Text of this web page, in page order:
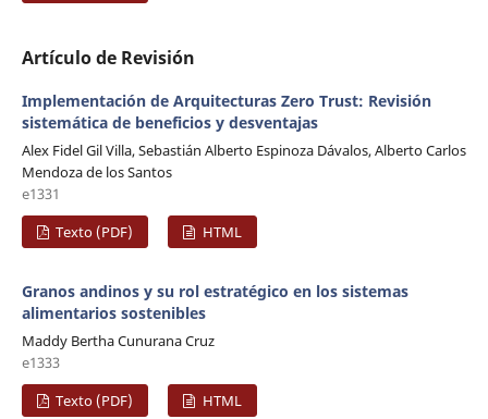
Artículo de Revisión
Implementación de Arquitecturas Zero Trust: Revisión
sistemática de beneficios y desventajas
Alex Fidel Gil Villa, Sebastián Alberto Espinoza Dávalos, Alberto Carlos
Mendoza de los Santos
e1331
Texto (PDF)
HTML
Granos andinos y su rol estratégico en los sistemas
alimentarios sostenibles
Maddy Bertha Cunurana Cruz
e1333
Texto (PDF)
HTML